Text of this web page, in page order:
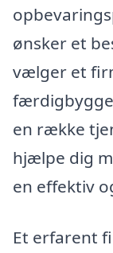
ønsker et
vælger et
en række
hjælpe dig
en effektiv
Et erfarent